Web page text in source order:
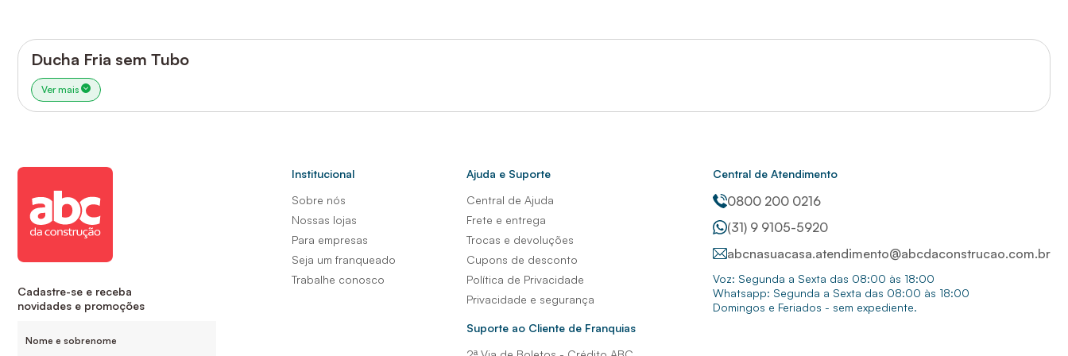
Ducha Fria sem Tubo
Ver mais
Cadastre-se e receba
novidades e promoções
Institucional
Sobre nós
Nossas lojas
Para empresas
Seja um franqueado
Trabalhe conosco
Ajuda e Suporte
Central de Ajuda
Frete e entrega
Trocas e devoluções
Cupons de desconto
Política de Privacidade
Privacidade e segurança
Suporte ao Cliente de Franquias
Central de Atendimento
0800 200 0216
(31) 9 9105-5920
abcnasuacasa.atendimento@abcdaconstrucao.com.br
Voz: Segunda a Sexta das 08:00 às 18:00
Whatsapp: Segunda a Sexta das 08:00 às 18:00
Domingos e Feriados - sem expediente.